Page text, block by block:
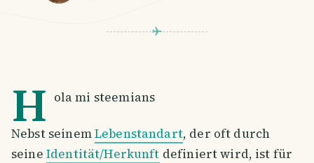
H ola mi steemians
Nebst seinemLebenstandart, der oft durch
seine Identität/Herkunft definiert wird, ist für